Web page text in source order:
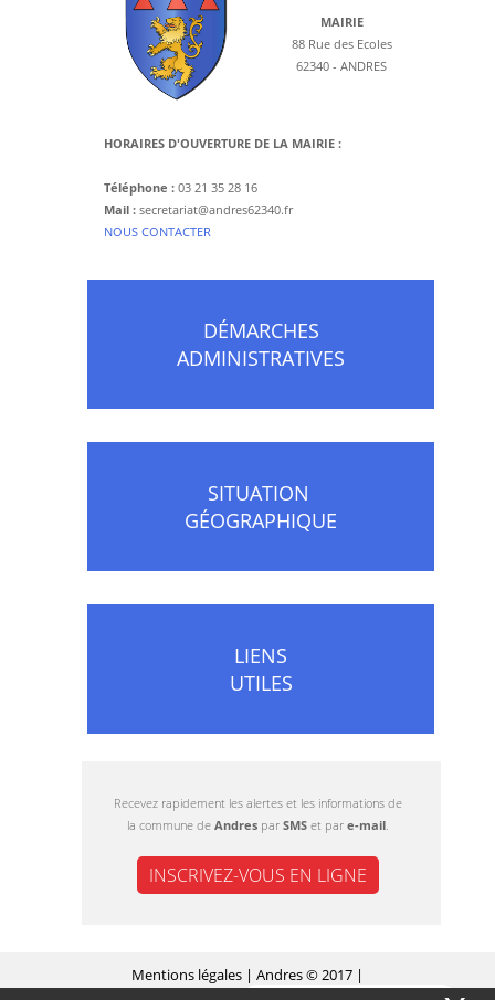
MAIRIE
88 Rue des Ecoles
62340 - ANDRES
HORAIRES D'OUVERTURE DE LA MAIRIE :
Téléphone : 03 21 35 28 16
Mail : secretariat@andres62340.fr
​NOUS CONTACTER
DÉMARCHES
ADMINISTRATIVES
SITUATION
GÉOGRAPHIQUE
LIENS
UTILES
Recevez rapidement les alertes et les informations de
la commune de Andres par SMS et par e-mail.
INSCRIVEZ-VOUS EN LIGNE
Mentions légales | Andres © 2017 |